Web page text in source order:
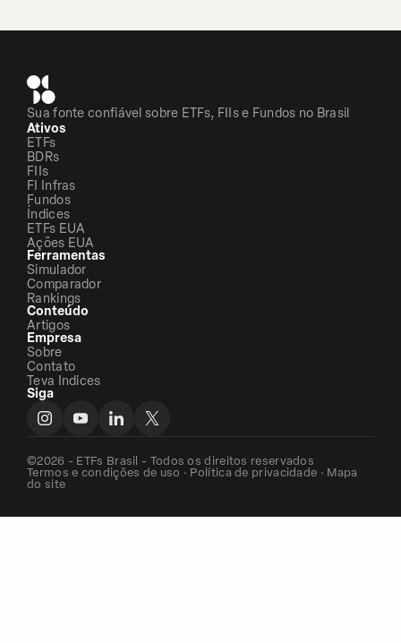
Sua fonte confiável sobre ETFs, FIIs e Fundos no Brasil
Ativos
ETFs
BDRs
FIIs
FI Infras
Fundos
Índices
ETFs EUA
Ações EUA
Ferramentas
Simulador
Comparador
Rankings
Conteúdo
Artigos
Empresa
Sobre
Contato
Teva Indices
Siga
©2026 - ETFs Brasil - Todos os direitos reservados
Termos e condições de uso · Política de privacidade · Mapa
do site